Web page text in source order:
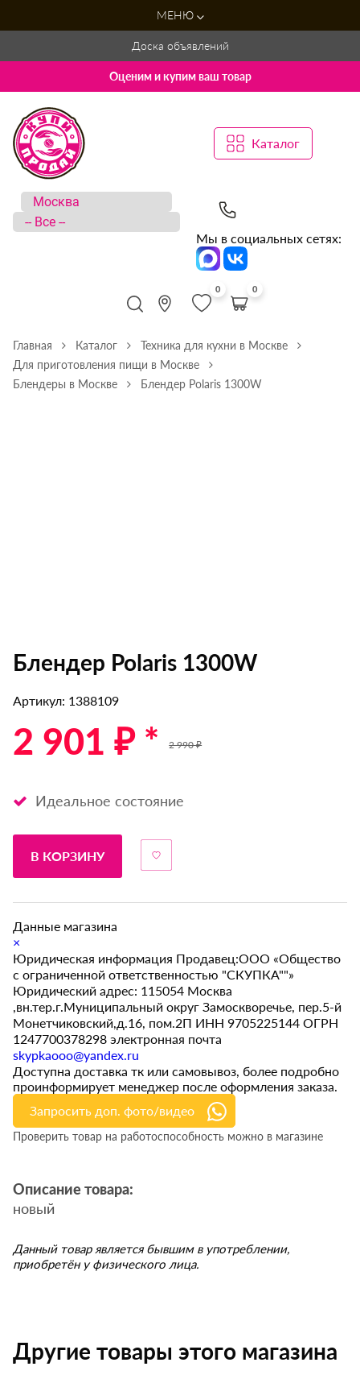
МЕНЮ
Доска объявлений
Оценим и купим ваш товар
Каталог
Мы в социальных сетях:
0 0
Главная Каталог
Техника для кухни в Москве
Для приготовления пищи в Москве
Блендеры в Москве
Блендер Polaris 1300W
Блендер Polaris 1300W
Артикул: 1388109
2 901 ₽ * 2 990 ₽
Идеальное состояние
В КОРЗИНУ
Данные магазина
×
Юридическая информация Продавец:ООО «Общество
с ограниченной ответственностью "СКУПКА""»
Юридический адрес: 115054 Москва
,вн.тер.г.Муниципальный округ Замоскворечье, пер.5-й
Монетчиковский,д.16, пом.2П ИНН 9705225144 ОГРН
1247700378298 электронная почта
skypkaooo@yandex.ru
Доступна доставка тк или самовывоз, более подробно
проинформирует менеджер после оформления заказа.
Запросить доп. фото/видео
Проверить товар на работоспособность можно в магазине
Описание товара:
новый
Данный товар является бывшим в употреблении,
приобретён у физического лица.
Другие товары этого магазина